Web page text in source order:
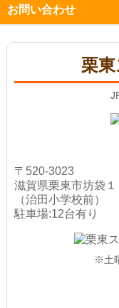
お問い合わせ
栗
〒520-3023
滋賀県栗東市坊袋
（治田小学校前）
駐車場:12台有り
※土